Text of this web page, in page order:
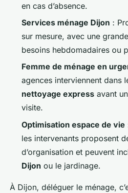
en cas d’absence.
Services ménage Dijon :
sur mesure, avec une grande
besoins hebdomadaires ou
Femme de ménage en
agences interviennent dans
nettoyage express avant
visite.
Optimisation espace de vie
les intervenants proposent
d’organisation et peuvent
Dijon ou le jardinage.
À Dijon, déléguer le ménage,